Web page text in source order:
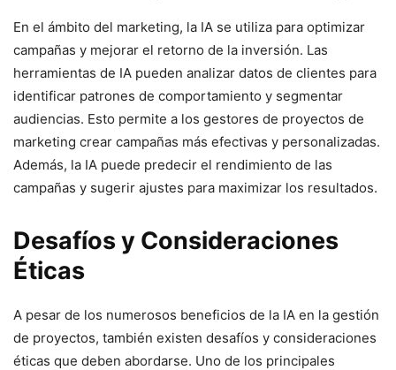
En el ámbito del marketing, la IA se utiliza para optimizar
campañas y mejorar el retorno de la inversión. Las
herramientas de IA pueden analizar datos de clientes para
identificar patrones de comportamiento y segmentar
audiencias. Esto permite a los gestores de proyectos de
marketing crear campañas más efectivas y personalizadas.
Además, la IA puede predecir el rendimiento de las
campañas y sugerir ajustes para maximizar los resultados.
Desafíos y Consideraciones
Éticas
A pesar de los numerosos beneficios de la IA en la gestión
de proyectos, también existen desafíos y consideraciones
éticas que deben abordarse. Uno de los principales